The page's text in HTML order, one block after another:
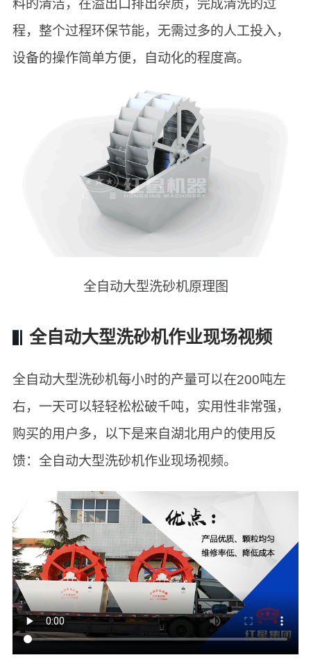
料的清洁，在溢出口排出杂质，完成清洗的过
程，整个过程环保节能，无需过多的人工投入，
设备的操作简单方便，自动化的程度高。
全自动大型洗砂机原理图
全自动大型洗砂机作业现场视频
全自动大型洗砂机每小时的产量可以在200吨左
右，一天可以轻轻松松破千吨，实用性非常强，
购买的用户多，以下是来自湖北用户的使用反
馈：全自动大型洗砂机作业现场视频。